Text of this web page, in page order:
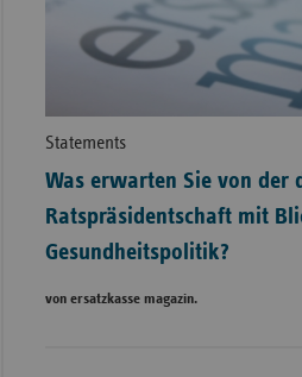
Statements
Was erwarten Sie von der
Ratspräsidentschaft mit
Gesundheitspolitik?
von ersatzkasse magazin.